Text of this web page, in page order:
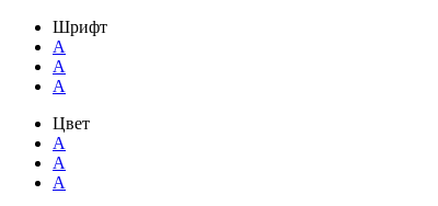
Шрифт
A
A
A
Цвет
A
A
A